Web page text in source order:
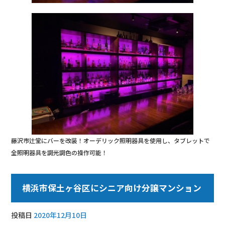
藤沢市辻堂にバーを改装！オーデリック照明器具を使用し、タブレットで
全照明器具を調光調色の操作可能！
横浜市保土ヶ谷区にシニア向け分譲マンション
投稿日 2020年12月10日